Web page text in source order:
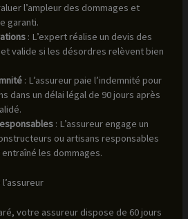
l’ampleur des dommages et
garanti.
: L’expert réalise un devis des
valide si les désordres relèvent bien
: L’assureur paie l’indemnité pour
dans un délai légal de 90 jours après
: L’assureur engage un
ou artisans responsables
les dommages.
votre assureur dispose de 60 jours